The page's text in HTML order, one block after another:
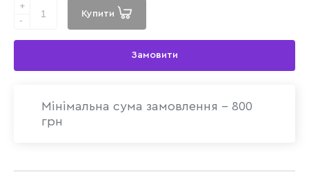
+
-
Купити
Замовити
Мінімальна сума замовлення - 800
грн